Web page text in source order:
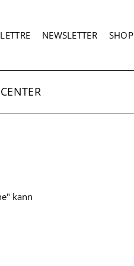
NEWSLETTER SHOP
kann